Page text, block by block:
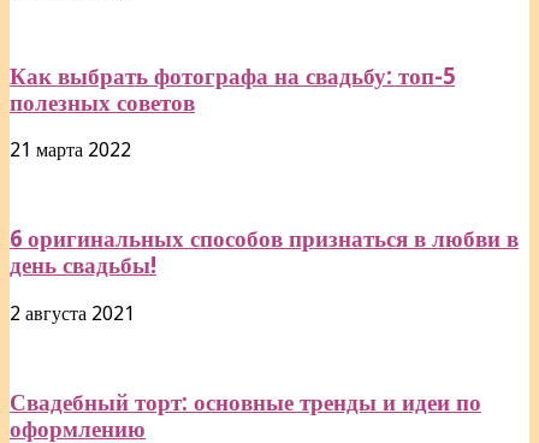
Как выбрать фотографа на свадьбу: топ-5
полезных советов
21 марта 2022
6 оригинальных способов признаться в любви в
день свадьбы!
2 августа 2021
Свадебный торт: основные тренды и идеи по
оформлению